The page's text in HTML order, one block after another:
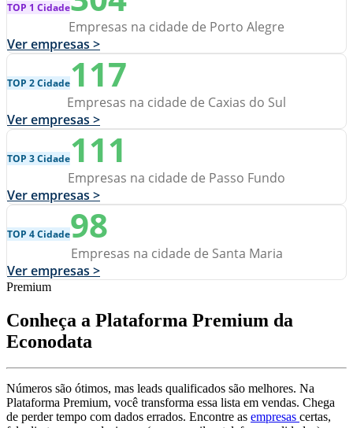
TOP 1 Cidade
Empresas na cidade de Porto Alegre
Ver empresas >
TOP 2 Cidade117
Empresas na cidade de Caxias do Sul
Ver empresas >
TOP 3 Cidade111
Empresas na cidade de Passo Fundo
Ver empresas >
TOP 4 Cidade98
Empresas na cidade de Santa Maria
Ver empresas >
Premium
Conheça a Plataforma Premium da
Econodata
Números são ótimos, mas leads qualificados são melhores. Na
Plataforma Premium, você transforma essa lista em vendas. Chega
de perder tempo com dados errados. Encontre as empresas certas,